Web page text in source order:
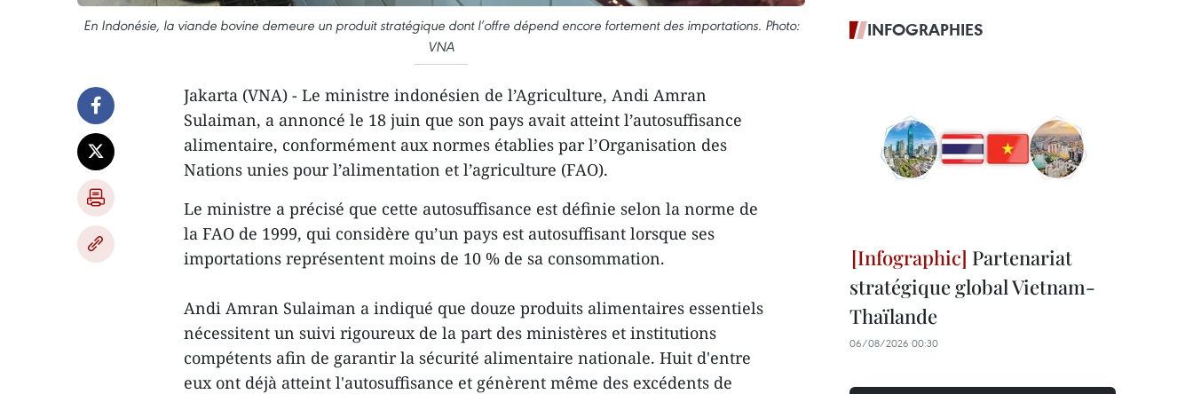
En Indonésie, la viande bovine demeure un produit stratégique dont l’offre dépend encore fortement des importations. Photo:
VNA
Jakarta (VNA) - Le ministre indonésien de l’Agriculture, Andi Amran
Sulaiman, a annoncé le 18 juin que son pays avait atteint l’autosuffisance
alimentaire, conformément aux normes établies par l’Organisation des
Nations unies pour l’alimentation et l’agriculture (FAO).
Le ministre a précisé que cette autosuffisance est définie selon la norme de
la FAO de 1999, qui considère qu’un pays est autosuffisant lorsque ses
importations représentent moins de 10 % de sa consommation.
Andi Amran Sulaiman a indiqué que douze produits alimentaires essentiels
nécessitent un suivi rigoureux de la part des ministères et institutions
compétents afin de garantir la sécurité alimentaire nationale. Huit d'entre
eux ont déjà atteint l'autosuffisance et génèrent même des excédents de
INFOGRAPHIES
Partenariat
stratégique global Vietnam-
Thaïlande
06/08/2026 00:30